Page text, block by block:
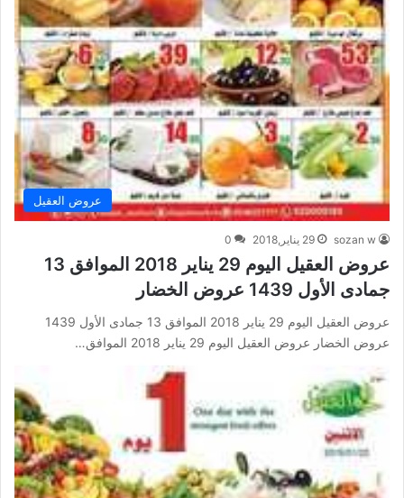
عروض العقيل
sozan w 29 يناير,2018 0
عروض العقيل اليوم 29 يناير 2018 الموافق 13
جمادى الأول 1439 عروض الخضار
عروض العقيل اليوم 29 يناير 2018 الموافق 13 جمادى الأول 1439
عروض الخضار عروض العقيل اليوم 29 يناير 2018 الموافق…